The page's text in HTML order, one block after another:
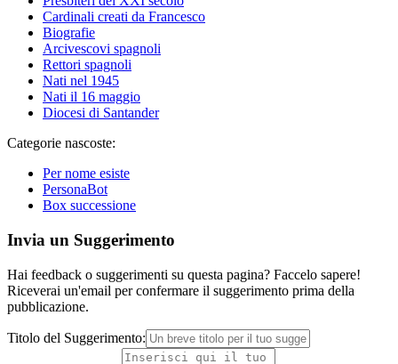
Cardinali creati da Francesco
Biografie
Arcivescovi spagnoli
Rettori spagnoli
Nati nel 1945
Nati il 16 maggio
Diocesi di Santander
Categorie nascoste:
Per nome esiste
PersonaBot
Box successione
Invia un Suggerimento
Hai feedback o suggerimenti su questa pagina? Faccelo sapere!
Riceverai un'email per confermare il suggerimento prima della
pubblicazione.
Titolo del Suggerimento: